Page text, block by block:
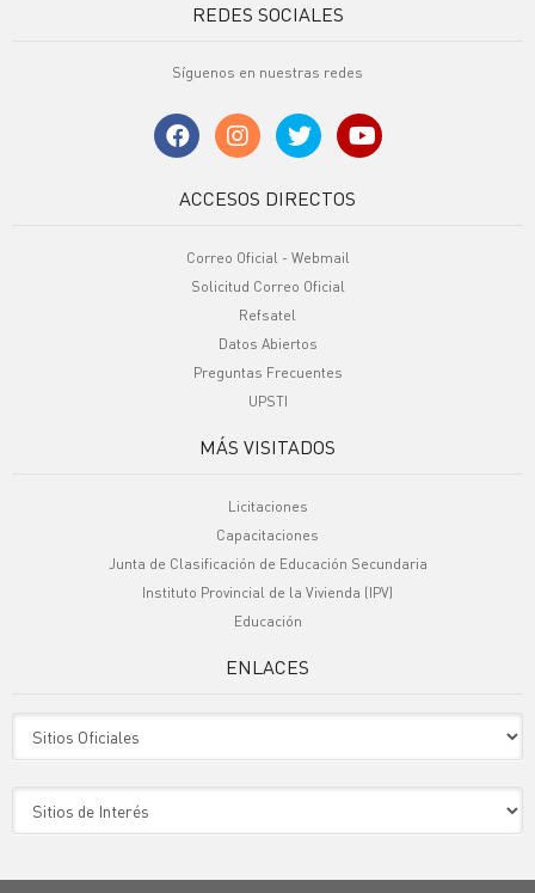
REDES SOCIALES
Síguenos en nuestras redes
ACCESOS DIRECTOS
Correo Oficial - Webmail
Solicitud Correo Oficial
Refsatel
Datos Abiertos
Preguntas Frecuentes
UPSTI
MÁS VISITADOS
Licitaciones
Capacitaciones
Junta de Clasificación de Educación Secundaria
Instituto Provincial de la Vivienda (IPV)
Educación
ENLACES